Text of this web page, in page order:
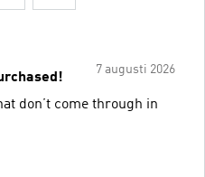
7 augusti 2026
don’t come through in